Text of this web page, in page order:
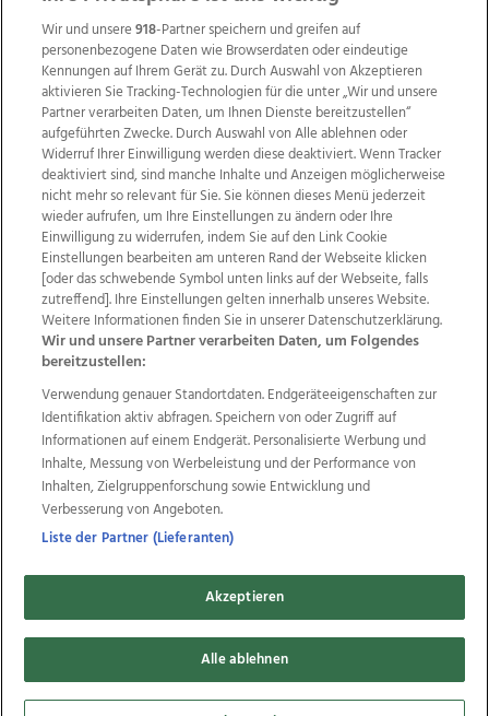
Wir über uns Mediadaten Kontakt
Jobs
Datenschutz
Impressum
AGB Anzeigekunden
AGB Website
Ehrenkodex Politische Werbung
Weitere Angebote des Medienhauses Wimmer
TV1 di-mog-i.at OÖNow
Ischler Woche
Life Radio
OÖNachrichten
OÖN Immobilien
OÖN Karriere
OÖN Reise
Promenaden Galerien
Regionaljobs
wasistlos.at
Copyrights © 2026 Tips Zeitungs GmbH & Co KG
developed by11x11.net
Cookie Einstellungen bearbeiten
Wir und unsere918-Partner speichern und greifen auf
personenbezogene Daten wie Browserdaten oder eindeutige
Kennungen auf Ihrem Gerät zu. Durch Auswahl von Akzeptieren
aktivieren Sie Tracking-Technologien für die unter „Wir und unsere
Partner verarbeiten Daten, um Ihnen Dienste bereitzustellen“
aufgeführten Zwecke. Durch Auswahl von Alle ablehnen oder
Widerruf Ihrer Einwilligung werden diese deaktiviert. Wenn Tracker
deaktiviert sind, sind manche Inhalte und Anzeigen möglicherweise
nicht mehr so relevant für Sie. Sie können dieses Menü jederzeit
wieder aufrufen, um Ihre Einstellungen zu ändern oder Ihre
Einwilligung zu widerrufen, indem Sie auf den Link Cookie
Einstellungen bearbeiten am unteren Rand der Webseite klicken
[oder das schwebende Symbol unten links auf der Webseite, falls
zutreffend]. Ihre Einstellungen gelten innerhalb unseres Website.
Weitere Informationen finden Sie in unserer Datenschutzerklärung.
Wir und unsere Partner verarbeiten Daten, um Folgendes
bereitzustellen:
Verwendung genauer Standortdaten. Endgeräteeigenschaften zur
Identifikation aktiv abfragen. Speichern von oder Zugriff auf
Informationen auf einem Endgerät. Personalisierte Werbung und
Inhalte, Messung von Werbeleistung und der Performance von
Inhalten, Zielgruppenforschung sowie Entwicklung und
Verbesserung von Angeboten.
Liste der Partner (Lieferanten)
Akzeptieren
Alle ablehnen